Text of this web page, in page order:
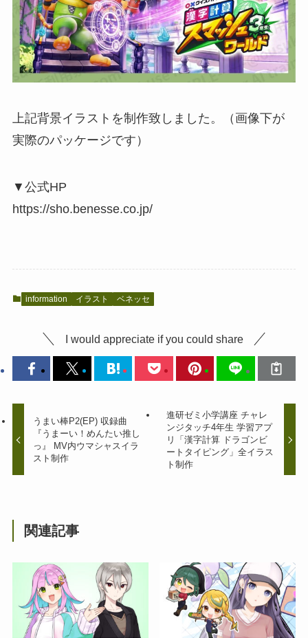
上記背景イラストを制作致しました。（画像下が
実際のパッケージです）
▼公式HP
https://sho.benesse.co.jp/
information イラスト ベネッセ
I would appreciate if you could share
うまい棒P2(EP) 収録曲
『うまーい！めんたい推し
っ』 MV内ウマシャスイラ
スト制作
進研ゼミ小学講座 チャレ
ンジタッチ4年生 学習アプ
リ「漢字計算 ドラゴンビ
ートタイピング」全イラス
ト制作
関連記事